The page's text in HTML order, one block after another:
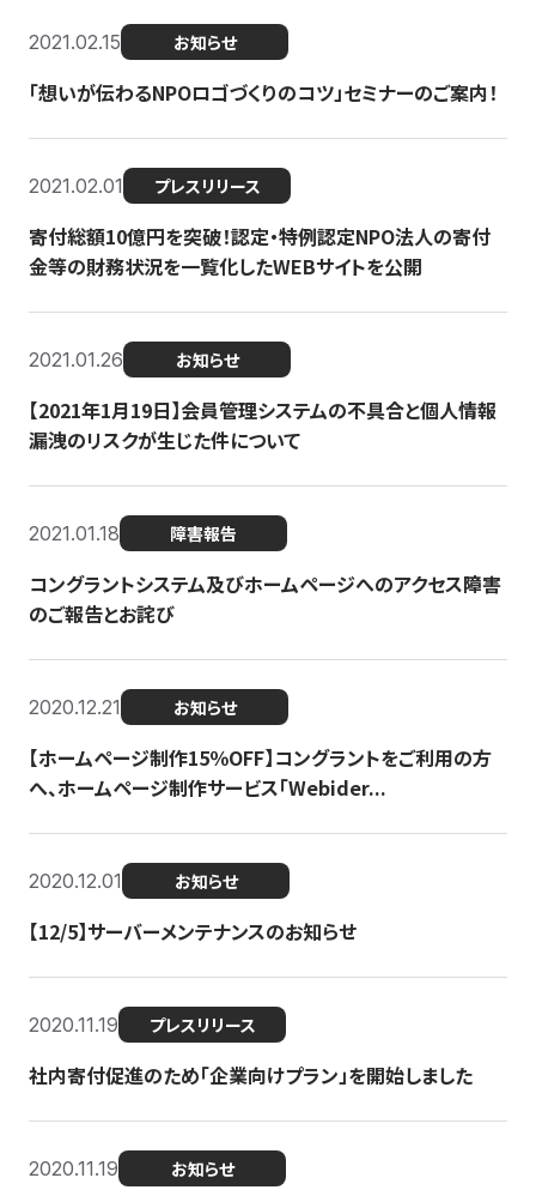
2021.02.15 お知らせ
「想いが伝わるNPOロゴづくりのコツ」セミナーのご案内！
2021.02.01 プレスリリース
寄付総額10億円を突破！認定・特例認定NPO法人の寄付
金等の財務状況を一覧化したWEBサイトを公開
2021.01.26 お知らせ
【2021年1月19日】会員管理システムの不具合と個人情報
漏洩のリスクが生じた件について
2021.01.18 障害報告
コングラントシステム及びホームページへのアクセス障害
のご報告とお詫び
2020.12.21 お知らせ
【ホームページ制作15％OFF】コングラントをご利用の方
へ、ホームページ制作サービス「Webider...
2020.12.01 お知らせ
【12/5】サーバーメンテナンスのお知らせ
2020.11.19 プレスリリース
社内寄付促進のため「企業向けプラン」を開始しました
2020.11.19 お知らせ